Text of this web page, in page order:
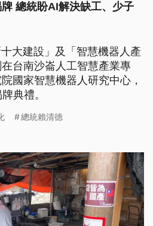
總統盼AI解決缺工、少子
大建設」及「智慧機器人產
台南沙崙人工智慧產業專
國家智慧機器人研究中心，
典禮。
總統賴清德